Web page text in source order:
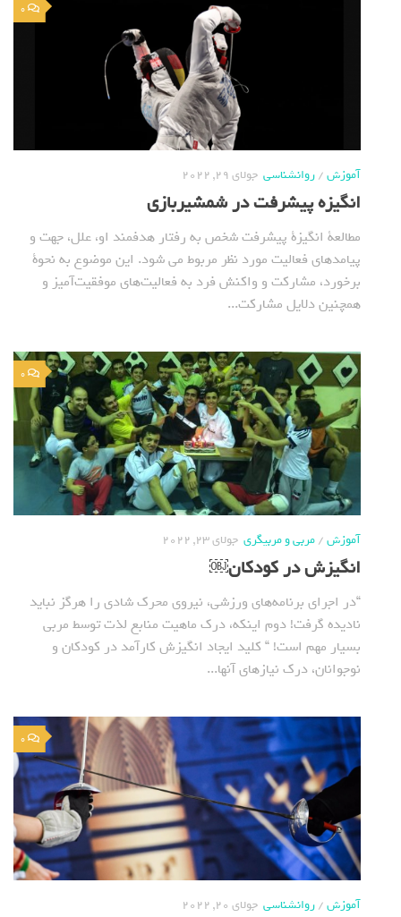
0
آموزش/روانشناسی جولای 29, 2022
انگیزه پیشرفت در شمشیربازی
مطالعة انگیزة پیشرفت شخص به رفتار هدفمند او، علل، جهت و
پیامدهای فعالیت مورد نظر مربوط می شود. این موضوع به نحوة
برخورد، مشارکت و واکنش فرد به فعالیت‌های موفقیت‌آمیز و
همچنین دلایل مشارکت...
0
آموزش/مربی و مربیگری جولای 23, 2022
انگیزش در کودکان￼
“در اجرای برنامه‌های ورزشی، نیروی محرک شادی را هرگز نباید
نادیده گرفت! دوم اینکه، درک ماهیت منابع لذت توسط مربی
بسیار مهم است! “ کلید ایجاد انگیزش کارآمد در کودکان و
نوجوانان، درک نیازهای آنها...
0
آموزش/روانشناسی جولای 20, 2022